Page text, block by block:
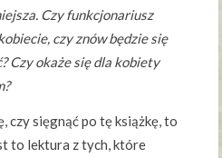
Czy funkcjonariusz
czy znów będzie się
Czy okaże się dla kobiety
czy sięgnąć po tę książkę, to
to lektura z tych, które